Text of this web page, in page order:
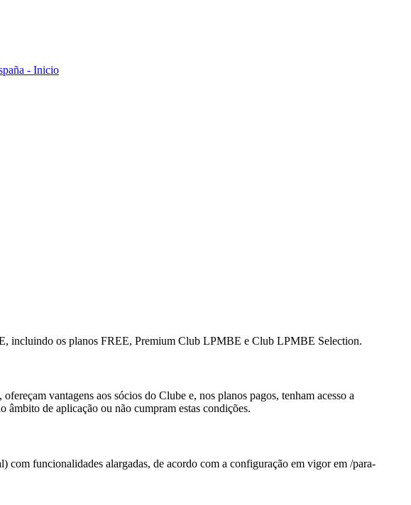
- Inicio
incluindo os planos FREE, Premium Club LPMBE e Club LPMBE Selection.
vantagens aos sócios do Clube e, nos planos pagos, tenham acesso a
de aplicação ou não cumpram estas condições.
funcionalidades alargadas, de acordo com a configuração em vigor em /para-